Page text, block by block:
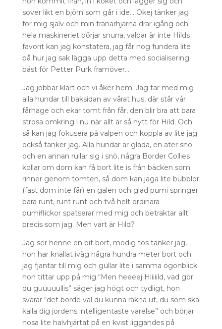
sover likt en björn som går i ide… Okej tänker jag
för mig själv och min tränarhjärna drar igång och
hela maskineriet börjar snurra, valpar är inte Hilds
favorit kan jag konstatera, jag får nog fundera lite
på hur jag sak lägga upp detta med socialisering
bäst för Petter Purk framöver…
Jag jobbar klart och vi åker hem. Jag tar med mig
alla hundar till baksidan av vårat hus, där står vår
fårhage och ekar tomt från får, den blir bra att bara
strosa omkring i nu när allt är så nytt för Hild. Och
så kan jag fokusera på valpen och koppla av lite jag
också tänker jag. Alla hundar är glada, en äter snö
och en annan rullar sig i snö, några Border Collies
kollar om dom kan få bort lite is från bäcken som
rinner genom tomten, så dom kan jaga lite bubblor
(fast dom inte får) en galen och glad pumi springer
bara runt, runt runt och två helt ordinära
pumiflickor spatserar med mig och betraktar allt
precis som jag. Men vart är Hild?
Jag ser henne en bit bort, modig tös tänker jag,
hon har knallat iväg några hundra meter bort och
jag fjantar till mig och gullar lite i samma ögonblick
hon tittar upp på mig “Men heeeej Hiiiiild, vad gör
du guuuuullis” säger jag högt och tydligt, hon
svarar “det borde väl du kunna räkna ut, du som ska
kalla dig jordens intelligentaste varelse” och börjar
nosa lite halvhjärtat på en kvist liggandes på